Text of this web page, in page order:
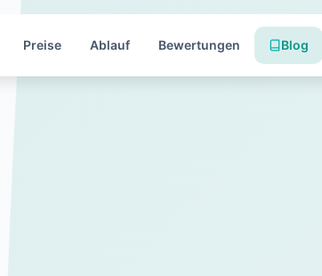
Preise Ablauf Bewertungen Blog